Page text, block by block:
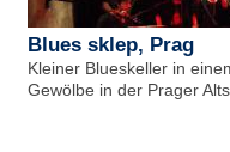
Blues sklep, Prag
Kleiner Blueskeller in
Gewölbe in der Prager